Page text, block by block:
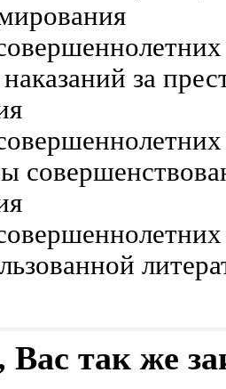
за
так же